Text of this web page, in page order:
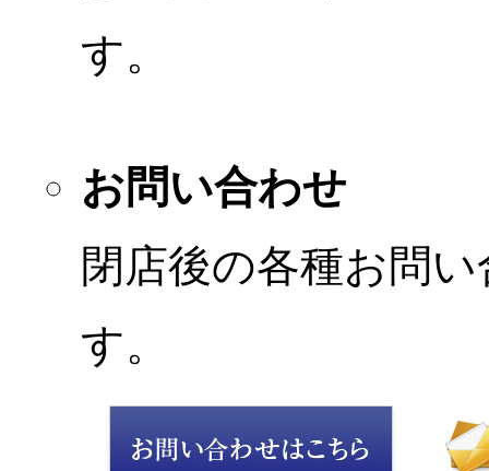
す。
お問い合わせ
閉店後の各種お問
す。